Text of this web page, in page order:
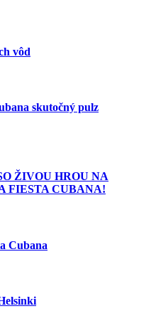
vôd
skutočný pulz
ŽIVOU HROU NA
FIESTA CUBANA!
Cubana